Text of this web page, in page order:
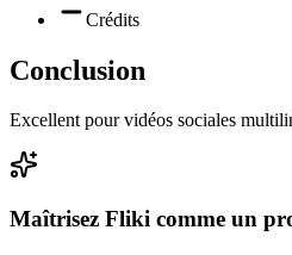
Crédits
Conclusion
Excellent pour vidéos sociales
Maîtrisez Fliki comme un